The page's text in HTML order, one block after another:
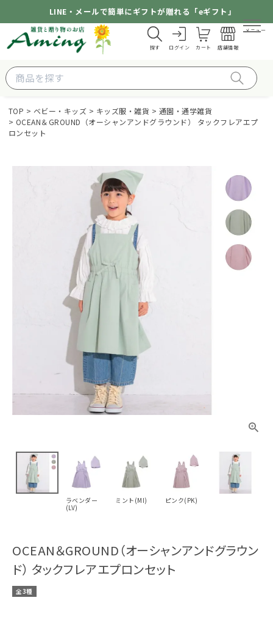
LINE・メールで簡単にギフトが贈れる「eギフト」
探す ログイン カート 店舗情報
メニュー
TOP ベビー・キッズ キッズ服・雑貨
通園・通学雑貨
OCEAN＆GROUND（オーシャンアンドグラウンド） タックフレアエプ
ロンセット
ラベンダー
(LV)
ミント(MI) ピンク(PK)
OCEAN＆GROUND（オーシャンアンドグラウン
ド） タックフレアエプロンセット
全3種